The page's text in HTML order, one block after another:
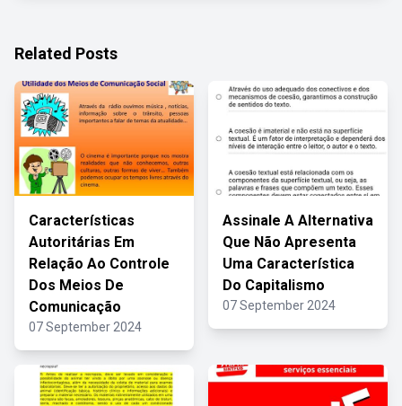
Related Posts
Características
Autoritárias Em
Relação Ao Controle
Dos Meios De
Comunicação
07 September 2024
Assinale A Alternativa
Que Não Apresenta
Uma Característica
Do Capitalismo
07 September 2024